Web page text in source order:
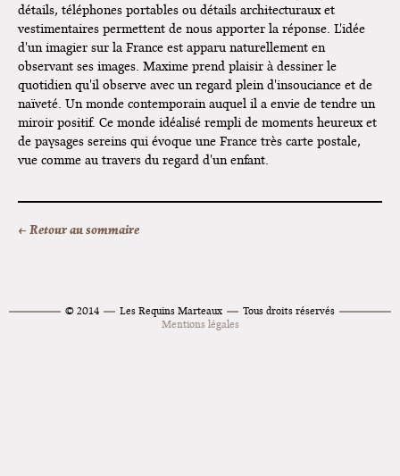
détails, téléphones portables ou détails architecturaux et
vestimentaires permettent de nous apporter la réponse. L'idée
d'un imagier sur la France est apparu naturellement en
observant ses images. Maxime prend plaisir à dessiner le
quotidien qu'il observe avec un regard plein d'insouciance et de
naïveté. Un monde contemporain auquel il a envie de tendre un
miroir positif. Ce monde idéalisé rempli de moments heureux et
de paysages sereins qui évoque une France très carte postale,
vue comme au travers du regard d'un enfant.
← Retour au sommaire
© 2014 Les Requins Marteaux
Tous droits réservés
Mentions légales